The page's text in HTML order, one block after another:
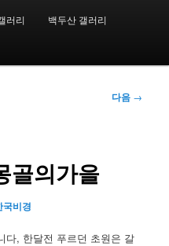
러리 백두산 갤러리
다음 →
골의가을
국비경
다, 한달전 푸르던 초원은 갈